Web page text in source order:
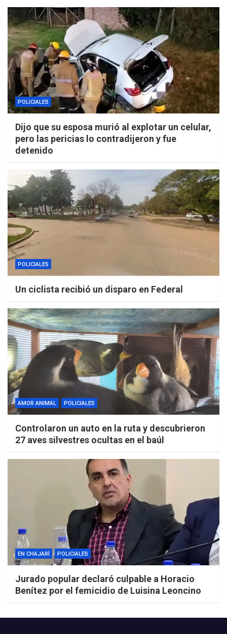
POLICIALES
Dijo que su esposa murió al explotar un celular,
pero las pericias lo contradijeron y fue
detenido
POLICIALES
Un ciclista recibió un disparo en Federal
AMOR ANIMAL POLICIALES
Controlaron un auto en la ruta y descubrieron
27 aves silvestres ocultas en el baúl
EN CHAJARÍ POLICIALES
Jurado popular declaró culpable a Horacio
Benítez por el femicidio de Luisina Leoncino